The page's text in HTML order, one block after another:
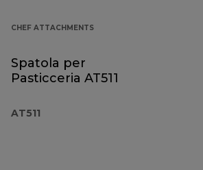
CHEF ATTACHMENTS
Spatola per
Pasticceria AT511
AT511